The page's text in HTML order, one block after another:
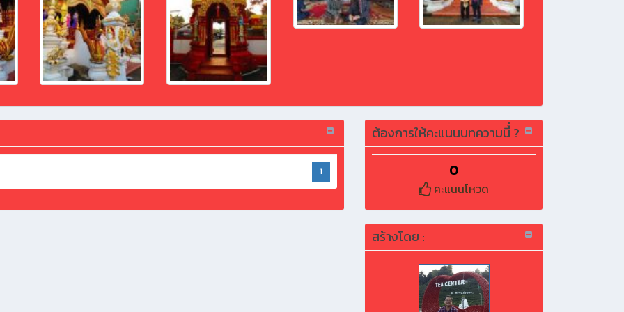
1
ต้องการให้คะแนนบทความนี้่ ?
0
คะแนนโหวด
สร้างโดย :